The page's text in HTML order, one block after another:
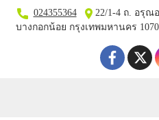
024355364
22/1-4 ถ. อรุณ
บางกอกน้อย กรุงเทพมหานคร